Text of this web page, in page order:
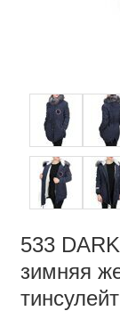
533
зимняя